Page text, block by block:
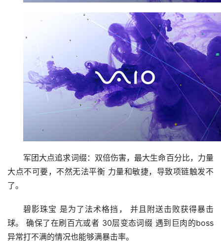
大点不可要，不然无法平衡 力量和敏捷，导致项链触发不
了。
碧影珠宝 是为了法术格挡， 并且附送击败获得暴击